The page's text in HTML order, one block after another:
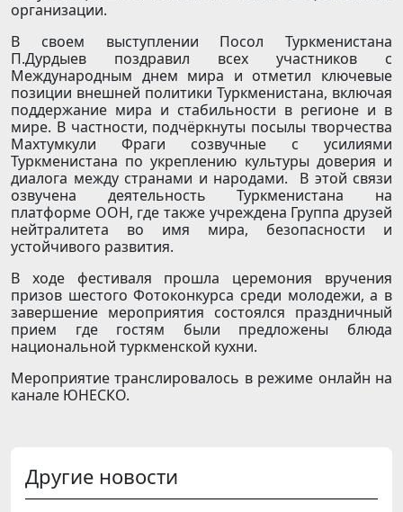
организации.
В своем выступлении Посол Туркменистана
П.Дурдыев поздравил всех участников с
Международным днем мира и отметил ключевые
позиции внешней политики Туркменистана, включая
поддержание мира и стабильности в регионе и в
мире. В частности, подчёркнуты посылы творчества
Махтумкули Фраги созвучные с усилиями
Туркменистана по укреплению культуры доверия и
диалога между странами и народами. В этой связи
озвучена деятельность Туркменистана на
платформе ООН, где также учреждена Группа друзей
нейтралитета во имя мира, безопасности и
устойчивого развития.
В ходе фестиваля прошла церемония вручения
призов шестого Фотоконкурса среди молодежи, а в
завершение мероприятия состоялся праздничный
прием где гостям были предложены блюда
национальной туркменской кухни.
Мероприятие транслировалось в режиме онлайн на
канале ЮНЕСКО.
Другие новости